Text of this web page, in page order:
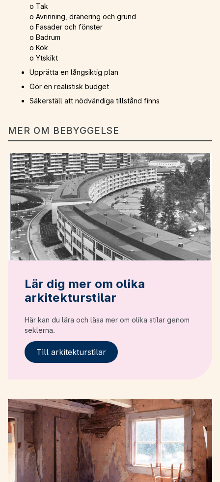
o Tak
o Avrinning, dränering och grund
o Fasader och fönster
o Badrum
o Kök
o Ytskikt
Upprätta en långsiktig plan
Gör en realistisk budget
Säkerställ att nödvändiga tillstånd finns
MER OM BEBYGGELSE
Lär dig mer om olika
arkitekturstilar
Här kan du lära och läsa mer om olika stilar genom
seklerna.
Till arkitekturstilar